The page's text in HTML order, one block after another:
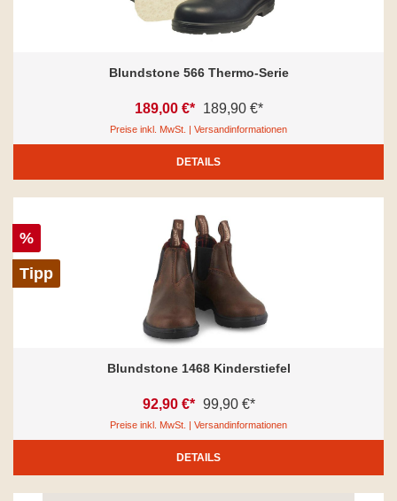
Blundstone 566 Thermo-Serie
189,00 €* 189,90 €*
Preise inkl. MwSt. | Versandinformationen
DETAILS
%
Tipp
Blundstone 1468 Kinderstiefel
92,90 €* 99,90 €*
Preise inkl. MwSt. | Versandinformationen
DETAILS